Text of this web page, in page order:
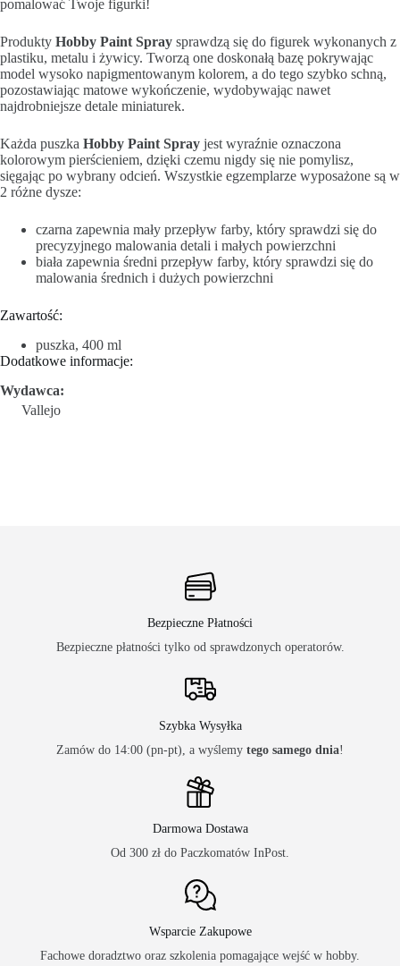
pomalować Twoje figurki!
Produkty Hobby Paint Spray sprawdzą się do figurek wykonanych z
plastiku, metalu i żywicy. Tworzą one doskonałą bazę pokrywając
model wysoko napigmentowanym kolorem, a do tego szybko schną,
pozostawiając matowe wykończenie, wydobywając nawet
najdrobniejsze detale miniaturek.
Każda puszka Hobby Paint Spray jest wyraźnie oznaczona
kolorowym pierścieniem, dzięki czemu nigdy się nie pomylisz,
sięgając po wybrany odcień. Wszystkie egzemplarze wyposażone są w
2 różne dysze:
czarna zapewnia mały przepływ farby, który sprawdzi się do
precyzyjnego malowania detali i małych powierzchni
biała zapewnia średni przepływ farby, który sprawdzi się do
malowania średnich i dużych powierzchni
Zawartość:
puszka, 400 ml
Dodatkowe informacje:
Wydawca:
Vallejo
Bezpieczne Płatności
Bezpieczne płatności tylko od sprawdzonych operatorów.
Szybka Wysyłka
Zamów do 14:00 (pn-pt), a wyślemy tego samego dnia!
Darmowa Dostawa
Od 300 zł do Paczkomatów InPost.
Wsparcie Zakupowe
Fachowe doradztwo oraz szkolenia pomagające wejść w hobby.